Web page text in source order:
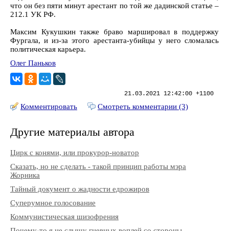
что он без пяти минут арестант по той же дадинской статье –
212.1 УК РФ.
Максим Кукушкин также браво маршировал в поддержку
Фургала, и из-за этого арестанта-убийцы у него сломалась
политическая карьера.
Олег Паньков
21.03.2021 12:42:00 +1100
Комментировать Смотреть комментарии (3)
Другие материалы автора
Цирк с конями, или прокурор-новатор
Сказать, но не сделать - такой принцип работы мэра
Жорника
Тайный документ о жадности едрожиров
Суперумное голосование
Коммунистическая шизофрения